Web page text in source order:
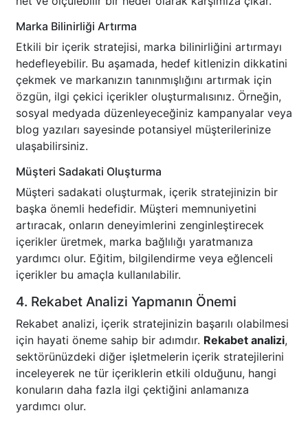
Marka Bilinirliği Artırma
Etkili bir içerik stratejisi, marka bilinirliğini artırmayı
hedefleyebilir. Bu aşamada, hedef kitlenizin dikkatini
çekmek ve markanızın tanınmışlığını artırmak için
özgün, ilgi çekici içerikler oluşturmalısınız. Örneğin,
sosyal medyada düzenleyeceğiniz kampanyalar veya
blog yazıları sayesinde potansiyel müşterilerinize
ulaşabilirsiniz.
Müşteri Sadakati Oluşturma
Müşteri sadakati oluşturmak, içerik stratejinizin bir
başka önemli hedefidir. Müşteri memnuniyetini
artıracak, onların deneyimlerini zenginleştirecek
içerikler üretmek, marka bağlılığı yaratmanıza
yardımcı olur. Eğitim, bilgilendirme veya eğlenceli
içerikler bu amaçla kullanılabilir.
4. Rekabet Analizi Yapmanın Önemi
Rekabet analizi, içerik stratejinizin başarılı olabilmesi
için hayati öneme sahip bir adımdır. Rekabet analizi,
sektörünüzdeki diğer işletmelerin içerik stratejilerini
inceleyerek ne tür içeriklerin etkili olduğunu, hangi
konuların daha fazla ilgi çektiğini anlamanıza
yardımcı olur.